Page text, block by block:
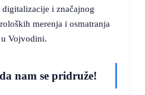
i značajnog
merenja i osmatranja
u Vojvodini.
nam se pridruže!